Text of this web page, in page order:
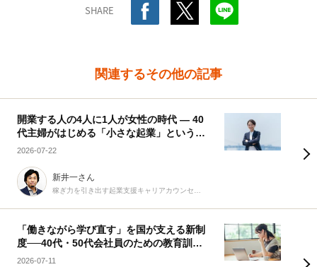
SHARE
関連するその他の記事
開業する人の4人に1人が女性の時代 ― 40
代主婦がはじめる「小さな起業」という選
択
2026-07-22
新井一さん
「働きながら学び直す」を国が支える新制
度──40代・50代会社員のための教育訓練
休暇給付金
2026-07-11